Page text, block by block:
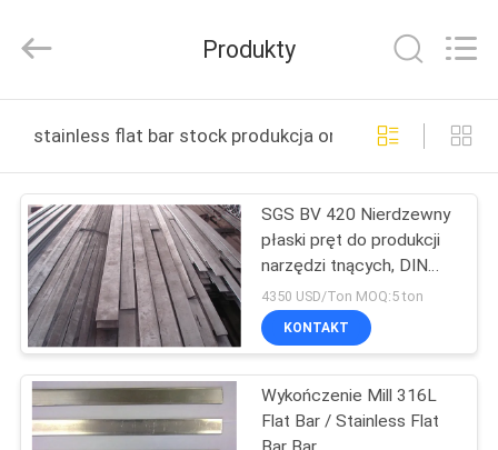
PRODUKTY
NAS
WYCIECZKA
PO
INDUSTRIAL
LIMITED.
Reserved.
Produkty
stainless flat bar stock produkcja online
SGS BV 420 Nierdzewny
płaski pręt do produkcji
narzędzi tnących, DIN
1.4021
4350 USD/Ton MOQ:5 ton
KONTAKT
Wykończenie Mill 316L
Flat Bar / Stainless Flat